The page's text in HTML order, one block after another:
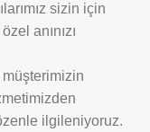
sizin için
anınızı
müşterimizin
ilgileniyoruz.